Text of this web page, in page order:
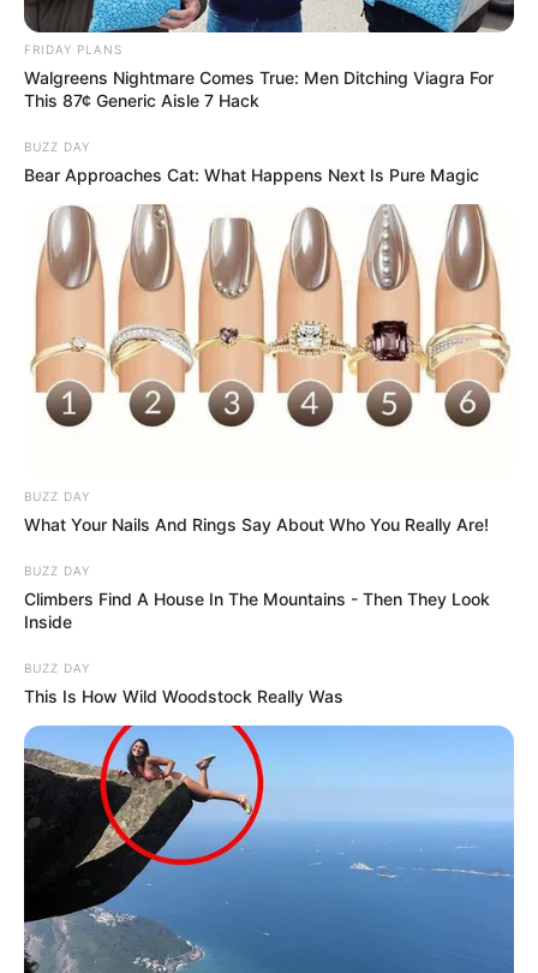
FRIDAY PLANS
Walgreens Nightmare Comes True: Men Ditching Viagra For
This 87¢ Generic Aisle 7 Hack
BUZZ DAY
Bear Approaches Cat: What Happens Next Is Pure Magic
BUZZ DAY
What Your Nails And Rings Say About Who You Really Are!
BUZZ DAY
Climbers Find A House In The Mountains - Then They Look
Inside
BUZZ DAY
This Is How Wild Woodstock Really Was